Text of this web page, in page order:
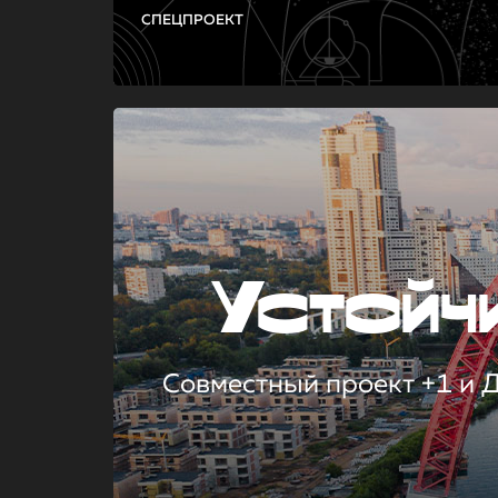
СПЕЦПРОЕКТ
Совместный проект +1 и